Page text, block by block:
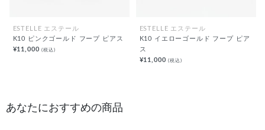
ESTELLE エステール
K10 ピンクゴールド フープ ピアス
¥11,000(税込)
ESTELLE エステール
K10 イエローゴールド フープ ピア
ス
¥11,000(税込)
あなたにおすすめの商品